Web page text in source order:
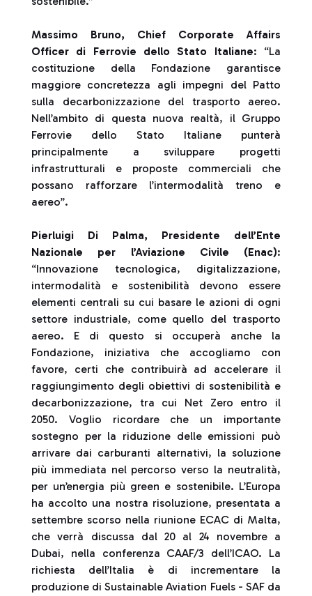
Massimo Bruno, Chief Corporate Affairs
Officer di Ferrovie dello Stato Italiane: “La
costituzione della Fondazione garantisce
maggiore concretezza agli impegni del Patto
sulla decarbonizzazione del trasporto aereo.
Nell’ambito di questa nuova realtà, il Gruppo
Ferrovie dello Stato Italiane punterà
principalmente a sviluppare progetti
infrastrutturali e proposte commerciali che
possano rafforzare l’intermodalità treno e
aereo”.
Pierluigi Di Palma, Presidente dell’Ente
Nazionale per l’Aviazione Civile (Enac):
“Innovazione tecnologica, digitalizzazione,
intermodalità e sostenibilità devono essere
elementi centrali su cui basare le azioni di ogni
settore industriale, come quello del trasporto
aereo. E di questo si occuperà anche la
Fondazione, iniziativa che accogliamo con
favore, certi che contribuirà ad accelerare il
raggiungimento degli obiettivi di sostenibilità e
decarbonizzazione, tra cui Net Zero entro il
2050. Voglio ricordare che un importante
sostegno per la riduzione delle emissioni può
arrivare dai carburanti alternativi, la soluzione
più immediata nel percorso verso la neutralità,
per un’energia più green e sostenibile. L’Europa
ha accolto una nostra risoluzione, presentata a
settembre scorso nella riunione ECAC di Malta,
che verrà discussa dal 20 al 24 novembre a
Dubai, nella conferenza CAAF/3 dell’ICAO. La
richiesta dell’Italia è di incrementare la
produzione di Sustainable Aviation Fuels - SAF da